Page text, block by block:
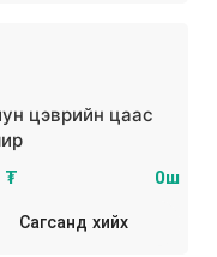
цэврийн цаас
₮ 0ш
Сагсанд хийх